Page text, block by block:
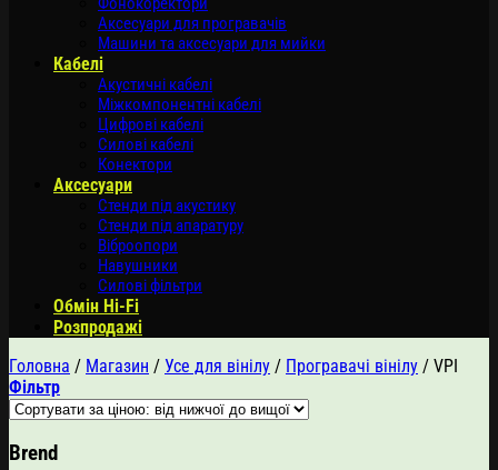
Аксесуари для програвачів
Машини та аксесуари для мийки
Кабелі
Акустичні кабелі
Міжкомпонентні кабелі
Цифрові кабелі
Силові кабелі
Конектори
Аксесуари
Стенди під акустику
Стенди під апаратуру
Віброопори
Навушники
Силові фільтри
Обмін Hi-Fi
Розпродажі
Головна / Магазин / Усе для вінілу / Програвачі вінілу / VPI
Фільтр
Brend